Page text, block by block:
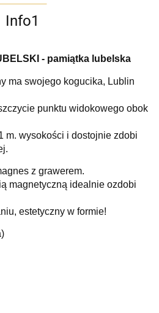
Info1
- pamiątka lubelska
ma swojego kogucika, Lublin
punktu widokowego obok
m. wysokości i dostojnie zdobi
z grawerem.
magnetyczną idealnie ozdobi
estetyczny w formie!